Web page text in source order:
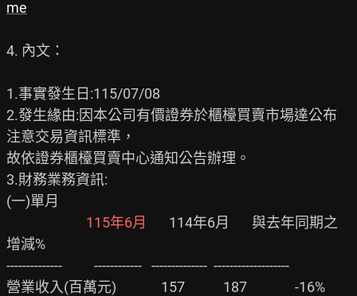
me
4. 內文：
1.事實發生日:115/07/08
2.發生緣由:因本公司有價證券於櫃檯買賣市場達公布
注意交易資訊標準，
故依證券櫃檯買賣中心通知公告辦理。
3.財務業務資訊:
(一)單月
115年6月
       114年6月       與去年同期之
增減%
--------------          ------------   --------------  -------------------
營業收入(百萬元)              157            187               -16%